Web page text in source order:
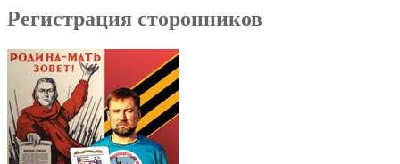
Регистрация сторонников